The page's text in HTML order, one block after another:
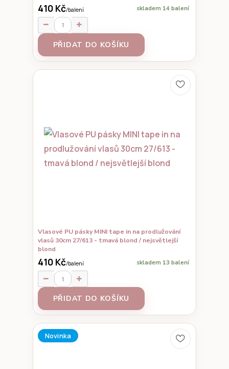
410 Kč/balení skladem 14 balení
PŘIDAT DO KOŠÍKU
Vlasové PU pásky MINI tape in na prodlužování
vlasů 30cm 27/613 - tmavá blond / nejsvětlejší
blond
410 Kč/balení skladem 13 balení
PŘIDAT DO KOŠÍKU
Novinka